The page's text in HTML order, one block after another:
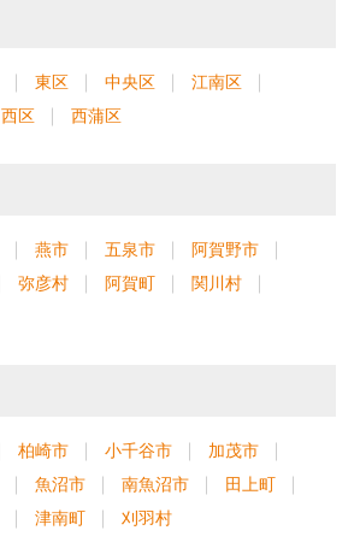
東区 中央区
江南区
西区 西蒲区
燕市 五泉市
阿賀野市
弥彦村 阿賀町
関川村
柏崎市 小千谷市
加茂市
魚沼市 南魚沼市
田上町
津南町 刈羽村